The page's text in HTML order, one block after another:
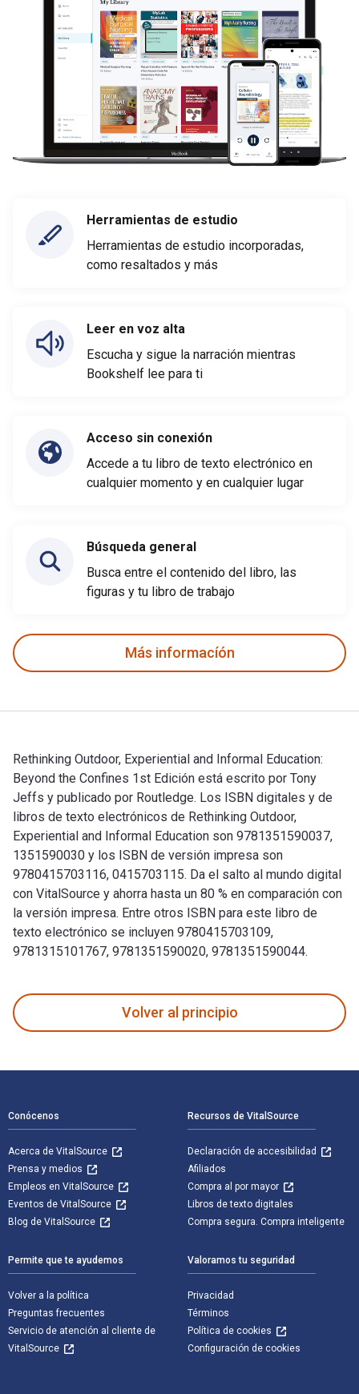
Herramientas de estudio
Herramientas de estudio incorporadas,
como resaltados y más
Leer en voz alta
Escucha y sigue la narración mientras
Bookshelf lee para ti
Acceso sin conexión
Accede a tu libro de texto electrónico en
cualquier momento y en cualquier lugar
Búsqueda general
Busca entre el contenido del libro, las
figuras y tu libro de trabajo
Más informacíón
Rethinking Outdoor, Experiential and Informal Education:
Beyond the Confines 1st Edición está escrito por Tony
Jeffs y publicado por Routledge. Los ISBN digitales y de
libros de texto electrónicos de Rethinking Outdoor,
Experiential and Informal Education son 9781351590037,
1351590030 y los ISBN de versión impresa son
9780415703116, 0415703115. Da el salto al mundo digital
con VitalSource y ahorra hasta un 80 % en comparación con
la versión impresa. Entre otros ISBN para este libro de
texto electrónico se incluyen 9780415703109,
9781315101767, 9781351590020, 9781351590044.
Volver al principio
Conócenos
Acerca de VitalSource
Prensa y medios
Empleos en VitalSource
Eventos de VitalSource
Blog de VitalSource
Recursos de VitalSource
Declaración de accesibilidad
Afiliados
Compra al por mayor
Libros de texto digitales
Compra segura. Compra inteligente
Permite que te ayudemos
Volver a la política
Preguntas frecuentes
Servicio de atención al cliente de
VitalSource
Valoramos tu seguridad
Privacidad
Términos
Política de cookies
Configuración de cookies